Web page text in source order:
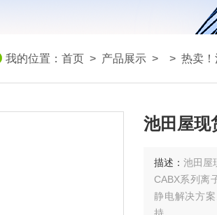
我的位置： 首页 > 产品展示 > > 热卖
池田屋现
描述：池田屋
CABX系列离
静电解决方